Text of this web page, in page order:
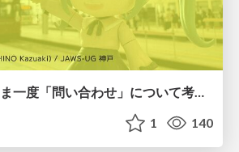
生成 AI 時代にいま一度「問い合わせ」について考えてみる
1 140